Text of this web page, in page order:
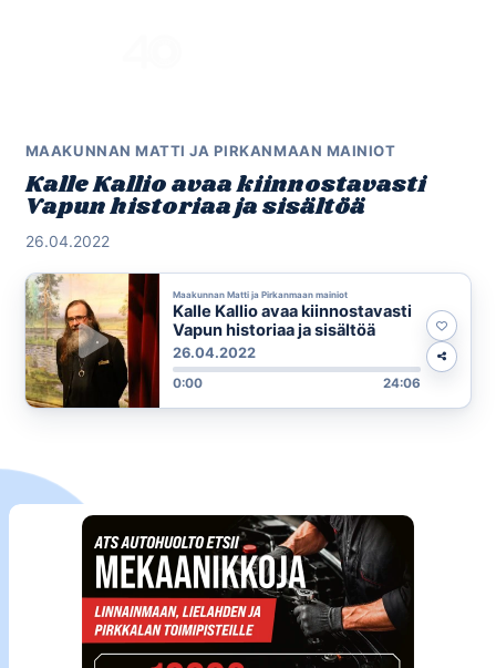
MAAKUNNAN MATTI JA PIRKANMAAN MAINIOT
Kalle Kallio avaa kiinnostavasti
Vapun historiaa ja sisältöä
26.04.2022
Maakunnan Matti ja Pirkanmaan mainiot
Kalle Kallio avaa kiinnostavasti
Vapun historiaa ja sisältöä
26.04.2022
0:00 24:06